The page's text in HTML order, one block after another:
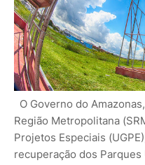
O Governo do
Região Metropolitana
Projetos Especiais
recuperação dos